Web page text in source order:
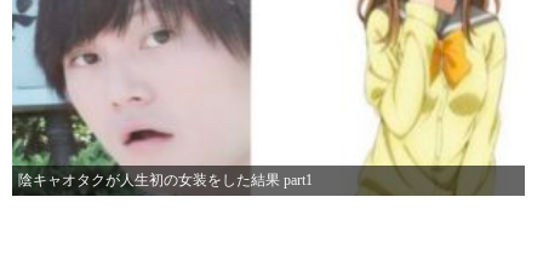
陰キャオタクが人生初の女装をした結果 part1